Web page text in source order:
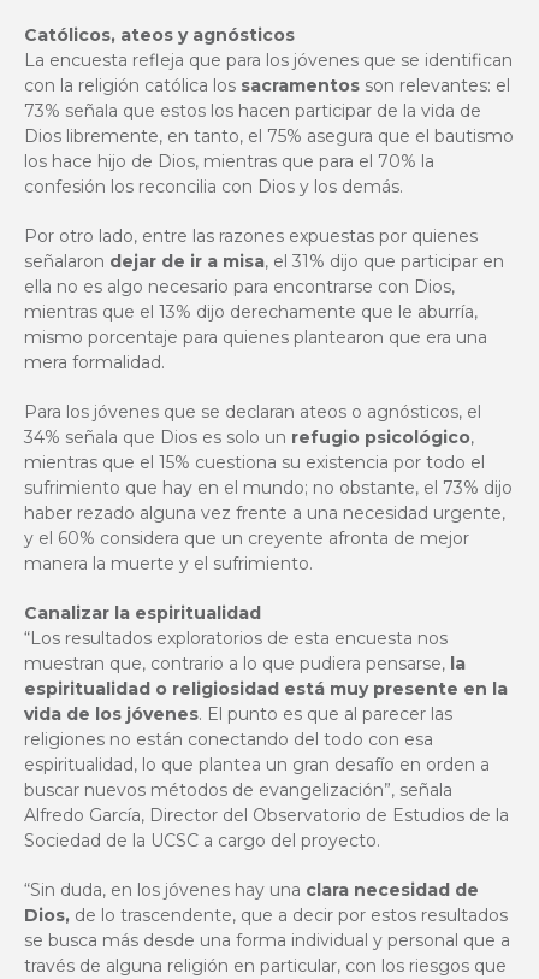
Católicos, ateos y agnósticos
La encuesta refleja que para los jóvenes que se identifican
con la religión católica los sacramentos son relevantes: el
73% señala que estos los hacen participar de la vida de
Dios libremente, en tanto, el 75% asegura que el bautismo
los hace hijo de Dios, mientras que para el 70% la
confesión los reconcilia con Dios y los demás.
Por otro lado, entre las razones expuestas por quienes
señalaron dejar de ir a misa, el 31% dijo que participar en
ella no es algo necesario para encontrarse con Dios,
mientras que el 13% dijo derechamente que le aburría,
mismo porcentaje para quienes plantearon que era una
mera formalidad.
Para los jóvenes que se declaran ateos o agnósticos, el
34% señala que Dios es solo un refugio psicológico,
mientras que el 15% cuestiona su existencia por todo el
sufrimiento que hay en el mundo; no obstante, el 73% dijo
haber rezado alguna vez frente a una necesidad urgente,
y el 60% considera que un creyente afronta de mejor
manera la muerte y el sufrimiento.
Canalizar la espiritualidad
“Los resultados exploratorios de esta encuesta nos
muestran que, contrario a lo que pudiera pensarse, la
espiritualidad o religiosidad está muy presente en la
vida de los jóvenes. El punto es que al parecer las
religiones no están conectando del todo con esa
espiritualidad, lo que plantea un gran desafío en orden a
buscar nuevos métodos de evangelización”, señala
Alfredo García, Director del Observatorio de Estudios de la
Sociedad de la UCSC a cargo del proyecto.
“Sin duda, en los jóvenes hay una clara necesidad de
Dios, de lo trascendente, que a decir por estos resultados
se busca más desde una forma individual y personal que a
través de alguna religión en particular, con los riesgos que